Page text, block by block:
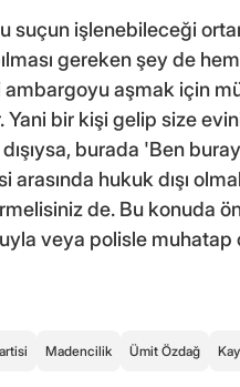
suçun işlenebileceği
gereken şey de
ambargoyu aşmak için
bir kişi gelip size
burada 'Ben
arasında hukuk dışı
de. Bu konuda
veya polisle muhatap
Madencilik Ümit Özdağ